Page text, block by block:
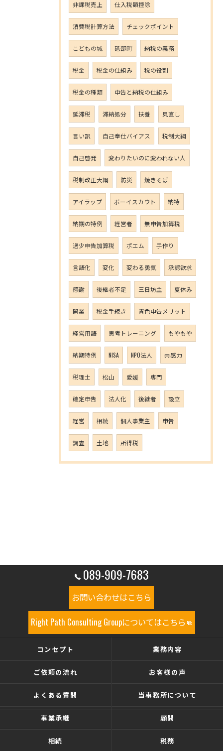
非課税売上 仕入税額控除
消費税計算方法 チェックポイント
こどもの城 砥部町 納税の義務
税金 税金の仕組み 税の役割
税金の種類 申告と納税の仕組み
延滞税 滞納処分 扶養 見直し
言い訳 自己奉仕バイアス 税制大綱
自己啓発 変わりたいのに変われない人
税制改正大綱 防災 焼きそば
アイラップ ボーイスカウト 納特
納期の特例 経営者 無申告加算税
過少申告加算税 ポエム 手作り
言語化 変化 変わる勇気 承認欲求
感謝 後継者不足 三日坊主 夏休み
開業 税金手続き 青色申告メリット
経営用語 思考トレーニング もやもや
納期特例 NISA NPO法人 共感力
税理士 松山 愛媛 専門
確定申告 法人化 後継者 設立
経営 相続 個人事業主 申告
調査 土地 所得税
089-909-7683
お問い合わせはこちら
Right Path Consulting Groupについてはこちら
コンセプト 業務内容
ご依頼の流れ お客様の声
よくある質問 当事務所について
事業承継 顧問
相続 税務